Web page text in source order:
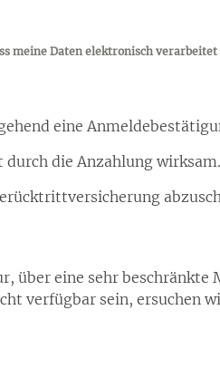
meine Daten elektronisch verarbeitet
eine
die Anzahlung wirksam.
über eine sehr beschränkte
verfügbar sein, ersuchen